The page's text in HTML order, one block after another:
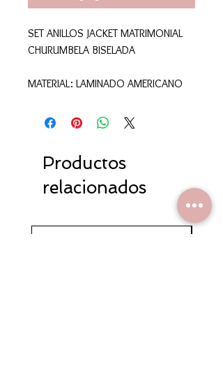
SET ANILLOS JACKET MATRIMONIAL
CHURUMBELA BISELADA
MATERIAL: LAMINADO AMERICANO
Productos
relacionados